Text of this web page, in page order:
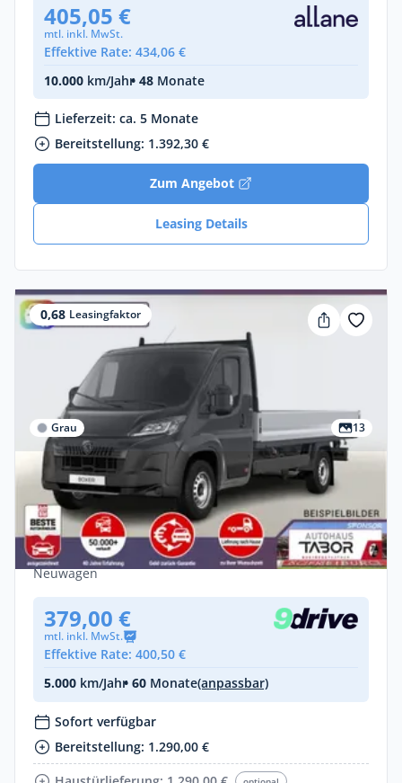
405,05 €
mtl. inkl. MwSt.
Effektive Rate: 434,06 €
10.000 km/Jahr• 48 Monate
Lieferzeit: ca. 5 Monate
Bereitstellung: 1.392,30 €
Zum Angebot
Leasing Details
0,68 Leasingfaktor
Grau 13
Gewerbe
Peugeot Boxer Pritsche 435 AT L4 AHK
CarPlay VisibP ERad
Diesel • Automatik •
179 PS (132 kW)
Neuwagen
379,00 €
mtl. inkl. MwSt.
Effektive Rate: 400,50 €
5.000 km/Jahr• 60 Monate(anpassbar)
Sofort verfügbar
Bereitstellung: 1.290,00 €